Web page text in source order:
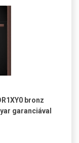
bronz
garanciával